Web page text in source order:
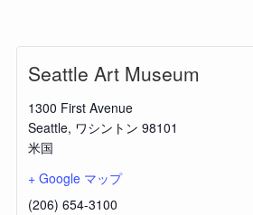
Seattle Art Museum
1300 First Avenue
Seattle, ワシントン 98101
米国
+ Google マップ
(206) 654-3100